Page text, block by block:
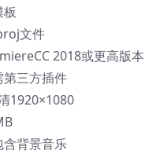
文件
2018或更高版本
第三方插件
1920×1080
含背景音乐